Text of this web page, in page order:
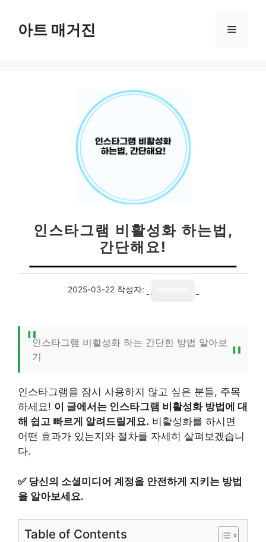
아트 매거진 메
인스타그램 비활성화 하는법,
간단해요!
2025-03-22 작성자:
인스타그램 비활성화 하는 간단한 방법 알아보
기
인스타그램을 잠시 사용하지 않고 싶은 분들, 주목
하세요! 이 글에서는 인스타그램 비활성화 방법에 대
해 쉽고 빠르게 알려드릴게요. 비활성화를 하시면
어떤 효과가 있는지와 절차를 자세히 살펴보겠습니
다.
✅ 당신의 소셜미디어 계정을 안전하게 지키는 방법
을 알아보세요.
Table of Contents